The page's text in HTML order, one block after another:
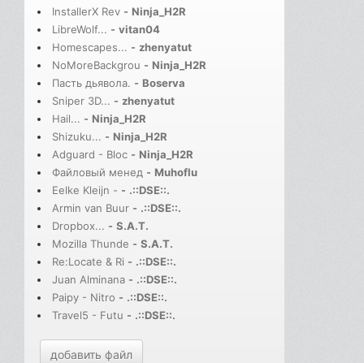
InstallerX Rev - Ninja_H2R
LibreWolf... - vitan04
Homescapes... - zhenyatut
NoMoreBackgrou - Ninja_H2R
Пасть дьявола. - Boserva
Sniper 3D... - zhenyatut
Hail... - Ninja_H2R
Shizuku... - Ninja_H2R
Adguard - Bloc - Ninja_H2R
Файловый менед - Muhoflu
Eelke Kleijn - - .::DSE::.
Armin van Buur - .::DSE::.
Dropbox... - S.A.T.
Mozilla Thunde - S.A.T.
Re:Locate & Ri - .::DSE::.
Juan Alminana - .::DSE::.
Paipy - Nitro - .::DSE::.
Travel5 - Futu - .::DSE::.
добавить файл